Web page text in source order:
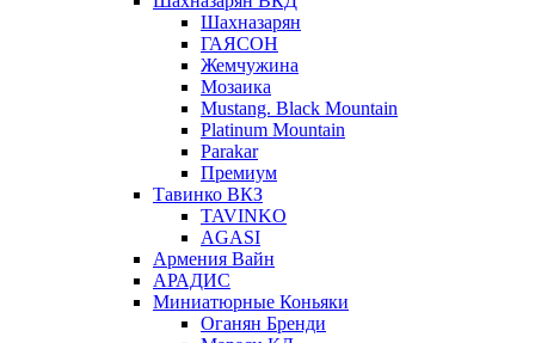
Шахназарян
ГАЯСОН
Жемчужина
Мозаика
Mustang. Black Mountain
Platinum Mountain
Parakar
Премиум
Тавинко ВКЗ
TAVINKO
AGASI
Армения Вайн
АРАДИС
Миниатюрные Коньяки
Оганян Бренди